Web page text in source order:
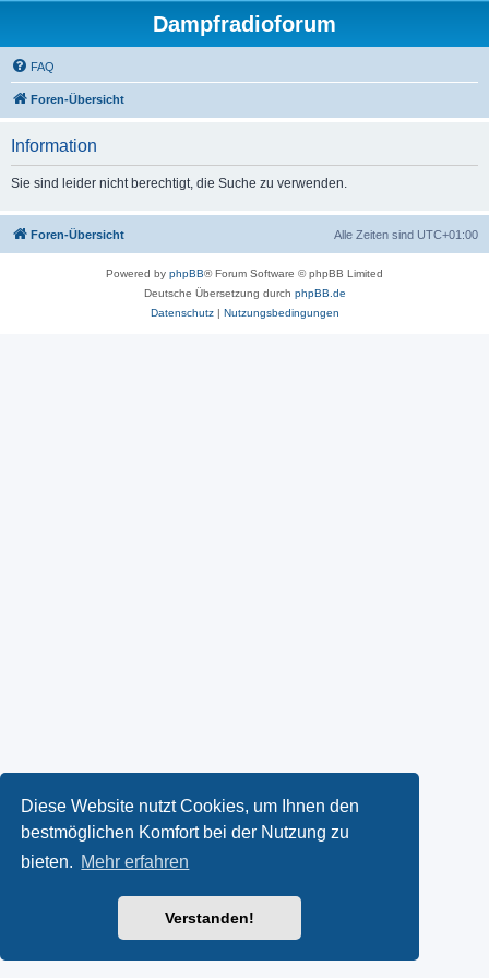
Diese Website nutzt Cookies, um Ihnen den
bestmöglichen Komfort bei der Nutzung zu
bieten. Mehr erfahren
Verstanden!
Dampfradioforum
FAQ
Foren-Übersicht
Information
Sie sind leider nicht berechtigt, die Suche zu verwenden.
Foren-Übersicht Alle Zeiten sind UTC+01:00
Powered by phpBB® Forum Software © phpBB Limited
Deutsche Übersetzung durch phpBB.de
Datenschutz| Nutzungsbedingungen